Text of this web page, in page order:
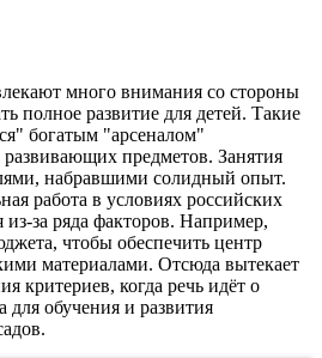
много внимания со стороны
полное развитие для детей. Такие
богатым "арсеналом"
предметов. Занятия
набравшими солидный опыт.
работа в условиях российских
из-за ряда факторов. Например,
чтобы обеспечить центр
материалами. Отсюда вытекает
критериев, когда речь идёт о
для обучения и развития